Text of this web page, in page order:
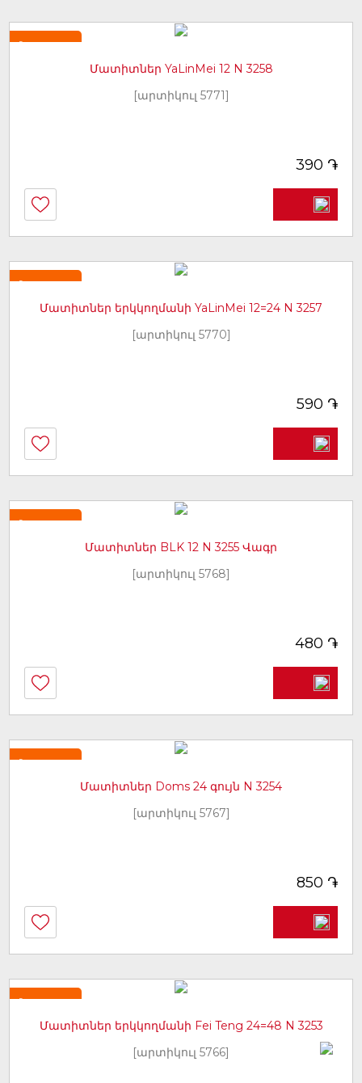
Նորույթ
Մատիտներ YaLinMei 12 N 3258
[արտիկուլ 5771]
390 ֏
Նորույթ
Մատիտներ երկկողմանի YaLinMei 12=24 N 3257
[արտիկուլ 5770]
590 ֏
Նորույթ
Մատիտներ BLK 12 N 3255 Վագր
[արտիկուլ 5768]
480 ֏
Նորույթ
Մատիտներ Doms 24 գույն N 3254
[արտիկուլ 5767]
850 ֏
Նորույթ
Մատիտներ երկկողմանի Fei Teng 24=48 N 3253
[արտիկուլ 5766]